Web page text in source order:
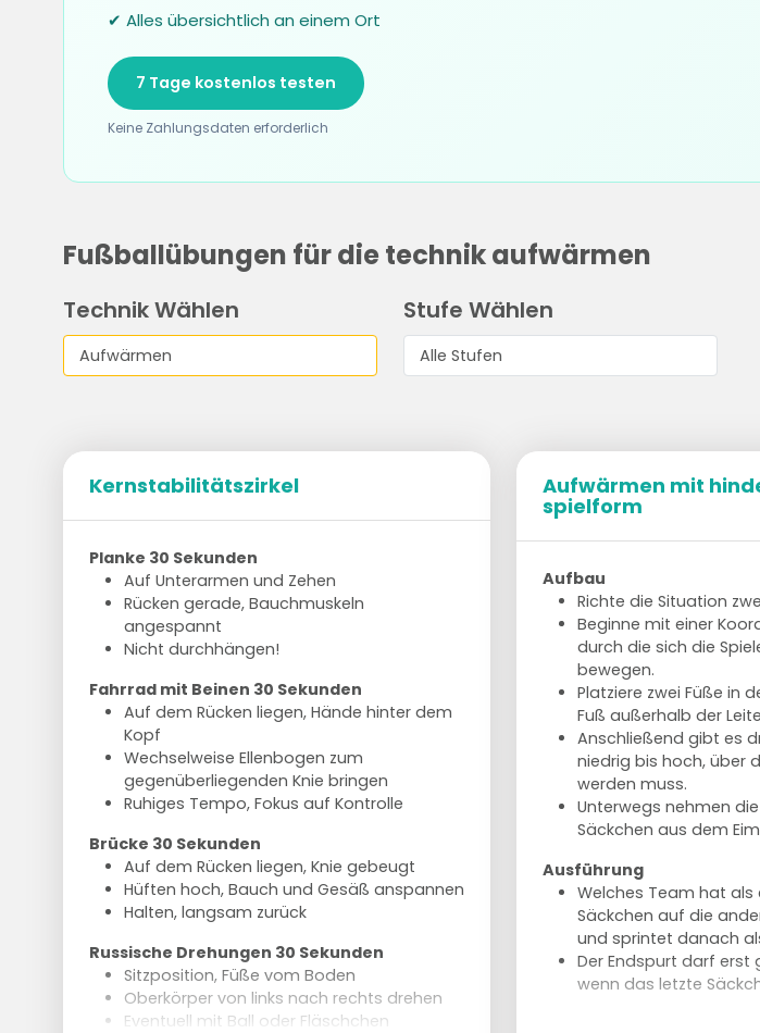
✔ Alles übersichtlich an einem Ort
7 Tage kostenlos testen
Keine Zahlungsdaten erforderlich
Fußballübungen für die technik aufwärmen
Technik Wählen Stufe Wählen
Kernstabilitätszirkel
Planke 30 Sekunden
Auf Unterarmen und Zehen
Rücken gerade, Bauchmuskeln
angespannt
Nicht durchhängen!
Fahrrad mit Beinen 30 Sekunden
Auf dem Rücken liegen, Hände hinter dem
Kopf
Wechselweise Ellenbogen zum
gegenüberliegenden Knie bringen
Ruhiges Tempo, Fokus auf Kontrolle
Brücke 30 Sekunden
Auf dem Rücken liegen, Knie gebeugt
Hüften hoch, Bauch und Gesäß anspannen
Halten, langsam zurück
Russische Drehungen 30 Sekunden
Sitzposition, Füße vom Boden
Oberkörper von links nach rechts drehen
Eventuell mit Ball oder Fläschchen
Aufwärmen mit
spielform
Aufbau
Richte die Situation
Beginne mit einer
durch die sich die
bewegen.
Platziere zwei Füße in
Fuß außerhalb der
Anschließend gibt es
niedrig bis hoch, über
werden muss.
Unterwegs nehmen die
Säckchen aus dem
Ausführung
Welches Team hat als
Säckchen auf die
und sprintet danach
Der Endspurt darf erst
wenn das letzte